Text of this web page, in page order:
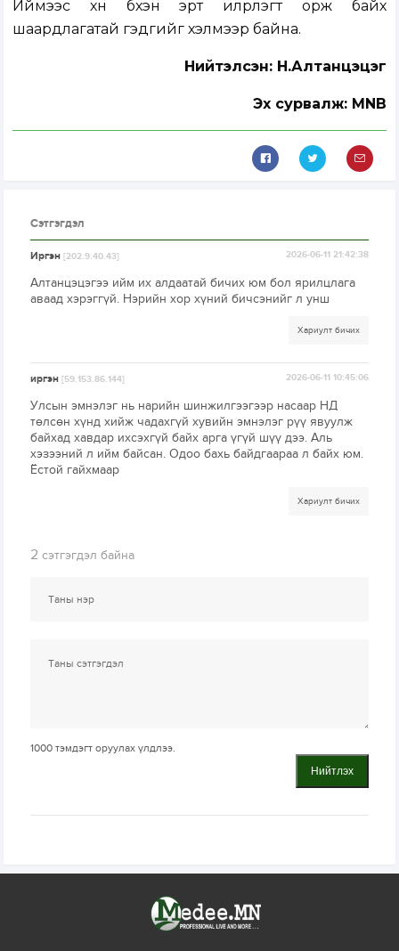
Иймээс хүн бүхэн эрт илрүүлэгт орж байх
шаардлагатай гэдгийг хэлмээр байна.
Нийтэлсэн: Н.Алтанцэцэг
Эх сурвалж: MNB
Сэтгэгдэл
Иргэн[202.9.40.43] 2026-06-11 21:42:38
Алтанцэцэгээ ийм их алдаатай бичих юм бол ярилцлага
аваад хэрэггүй. Нэрийн хор хүний бичсэнийг л унш
Хариулт бичих
иргэн[59.153.86.144] 2026-06-11 10:45:06
Улсын эмнэлэг нь нарийн шинжилгээгээр насаар НД
төлсөн хүнд хийж чадахгүй хувийн эмнэлэг рүү явуулж
байхад хавдар ихсэхгүй байх арга үгүй шүү дээ. Аль
хэзээний л ийм байсан. Одоо бахь байдгаараа л байх юм.
Ёстой гайхмаар
Хариулт бичих
2 сэтгэгдэл байна
1000 тэмдэгт оруулах үлдлээ.
Нийтлэх